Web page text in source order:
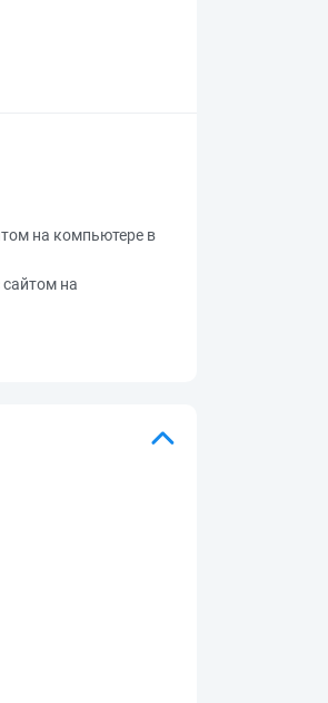
на компьютере в
сайтом на